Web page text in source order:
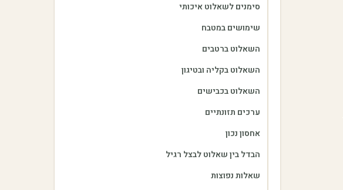
סימנים לשאלוט איכותי
שימושים במטבח
השאלוט ברטבים
השאלוט בקליה ובטיגון
השאלוט בכבישים
ערכים תזונתיים
אחסון נכון
הבדל בין שאלוט לבצל רגיל
שאלות נפוצות